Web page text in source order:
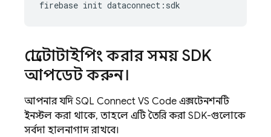
firebase init dataconnect : sdk
প্রোটোটাইপিং করার সময় SDK
আপডেট করুন।
আপনার যদি SQL Connect VS Code এক্সটেনশনটি
ইনস্টল করা থাকে, তাহলে এটি তৈরি করা SDK-গুলোকে
সর্বদা হালনাগাদ রাখবে।